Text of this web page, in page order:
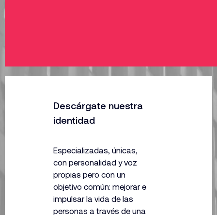
Descárgate nuestra
identidad
Especializadas, únicas,
con personalidad y voz
propias pero con un
objetivo común: mejorar e
impulsar la vida de las
personas a través de una